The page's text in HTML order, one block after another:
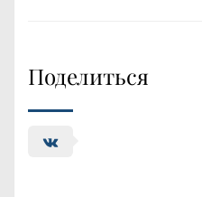
Поделиться